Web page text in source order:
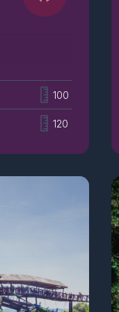
21 meter
je
Deze dolle
de twee
100
120